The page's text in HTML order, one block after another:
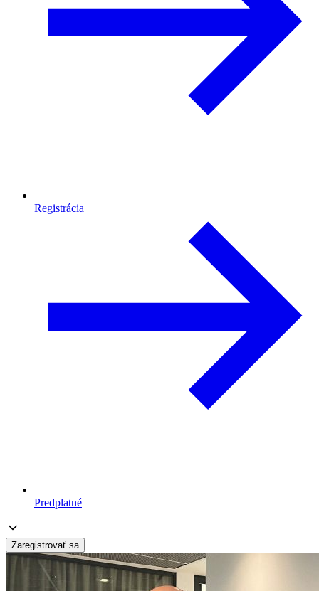
Registrácia
Predplatné
Zaregistrovať sa